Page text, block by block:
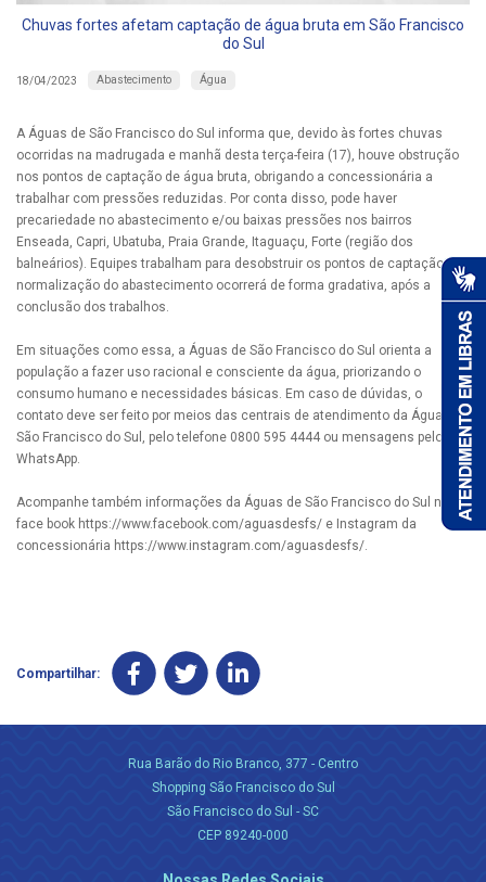
Chuvas fortes afetam captação de água bruta em São Francisco
do Sul
18/04/2023 Abastecimento Água
A Águas de São Francisco do Sul informa que, devido às fortes chuvas
ocorridas na madrugada e manhã desta terça-feira (17), houve obstrução
nos pontos de captação de água bruta, obrigando a concessionária a
trabalhar com pressões reduzidas. Por conta disso, pode haver
precariedade no abastecimento e/ou baixas pressões nos bairros
Enseada, Capri, Ubatuba, Praia Grande, Itaguaçu, Forte (região dos
balneários). Equipes trabalham para desobstruir os pontos de captação. A
normalização do abastecimento ocorrerá de forma gradativa, após a
conclusão dos trabalhos.
Em situações como essa, a Águas de São Francisco do Sul orienta a
população a fazer uso racional e consciente da água, priorizando o
consumo humano e necessidades básicas. Em caso de dúvidas, o
contato deve ser feito por meios das centrais de atendimento da Águas de
São Francisco do Sul, pelo telefone 0800 595 4444 ou mensagens pelo
WhatsApp.
Acompanhe também informações da Águas de São Francisco do Sul no
face book https://www.facebook.com/aguasdesfs/ e Instagram da
concessionária https://www.instagram.com/aguasdesfs/.
Compartilhar:
Rua Barão do Rio Branco, 377 - Centro
Shopping São Francisco do Sul
São Francisco do Sul - SC
CEP 89240-000